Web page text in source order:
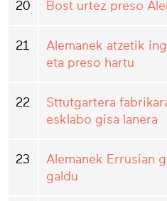
20 Bost urtez preso
21
Alemanek atzetik
eta preso hartu
22
Sttutgartera
esklabo gisa lanera
23
Alemanek Errusian
galdu